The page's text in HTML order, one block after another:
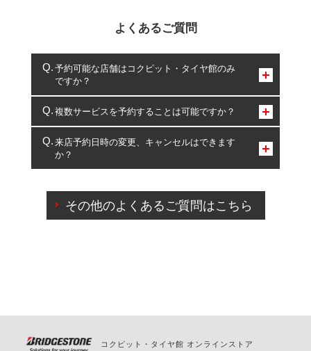
よくあるご質問
予約可能な店舗はコクピット・タイヤ館のみ
ですか？
コクピット・タイヤ館のみとなります。
複数サービスを予約することは可能ですか？
複数サービスのご予約は可能です。
一部の商品・サービスの組み合わせに限り、同時にご予約が
出来ないものもございます。
来店予約日時の変更、キャンセルはできます
か？
ご来店予約日の3営業日前を過ぎている場合のご予約
の日時変更につきましては、直接ご予約の店舗まで
その他のよくあるご質問はこちら
コクピット・タイヤ館 オンラインストア